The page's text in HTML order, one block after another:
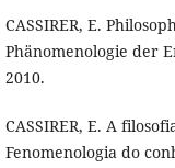
CASSIRER, E.
Phänomenologie der
2010.
CASSIRER, E. A
Fenomenologia do